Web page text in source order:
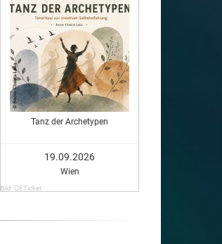
Tanz der Archetypen
19.09.2026
Wien
Bild: OETicket